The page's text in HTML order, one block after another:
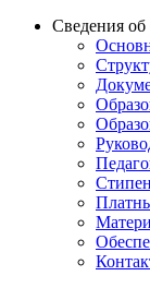
Сведения об